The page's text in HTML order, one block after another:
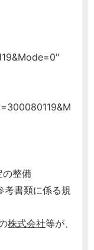
の整備
考書類に係る規
株式会社等が、